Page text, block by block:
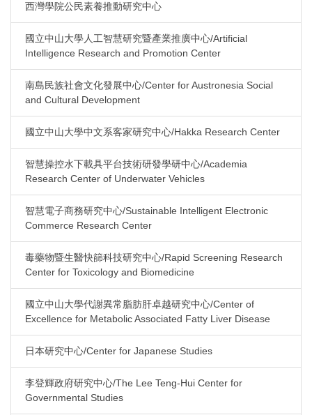
西灣學院公民素養推動研究中心
國立中山大學人工智慧研究暨產業推廣中心/Artificial
Intelligence Research and Promotion Center
南島民族社會文化發展中心/Center for Austronesia Social
and Cultural Development
國立中山大學中文系客家研究中心/Hakka Research Center
智慧操控水下載具平台技術研發學研中心/Academia
Research Center of Underwater Vehicles
智慧電子商務研究中心/Sustainable Intelligent Electronic
Commerce Research Center
毒藥物暨生醫快篩科技研究中心/Rapid Screening Research
Center for Toxicology and Biomedicine
國立中山大學代謝異常脂肪肝卓越研究中心/Center of
Excellence for Metabolic Associated Fatty Liver Disease
日本研究中心/Center for Japanese Studies
李登輝政府研究中心/The Lee Teng-Hui Center for
Governmental Studies